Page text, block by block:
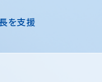
を支援